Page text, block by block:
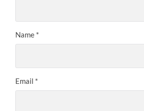
Name *
Email *